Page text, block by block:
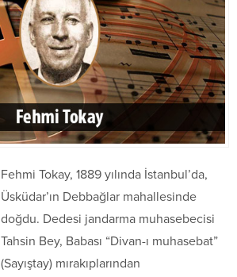
Fehmi Tokay, 1889 yılında İstanbul’da,
Üsküdar’ın Debbağlar mahallesinde
doğdu. Dedesi jandarma muhasebecisi
Tahsin Bey, Babası “Divan-ı muhasebat”
(Sayıştay) mırakıplarından